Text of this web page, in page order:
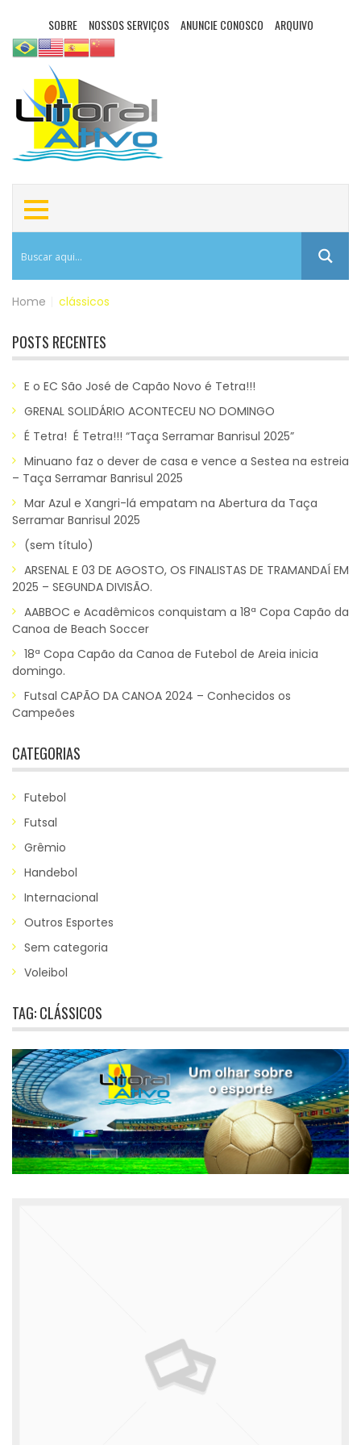
SOBRE NOSSOS SERVIÇOS ANUNCIE CONOSCO ARQUIVO
Home clássicos
POSTS RECENTES
E o EC São José de Capão Novo é Tetra!!!
GRENAL SOLIDÁRIO ACONTECEU NO DOMINGO
É Tetra! É Tetra!!! “Taça Serramar Banrisul 2025”
Minuano faz o dever de casa e vence a Sestea na estreia
– Taça Serramar Banrisul 2025
Mar Azul e Xangri-lá empatam na Abertura da Taça
Serramar Banrisul 2025
(sem título)
ARSENAL E 03 DE AGOSTO, OS FINALISTAS DE TRAMANDAÍ EM
2025 – SEGUNDA DIVISÃO.
AABBOC e Acadêmicos conquistam a 18ª Copa Capão da
Canoa de Beach Soccer
18ª Copa Capão da Canoa de Futebol de Areia inicia
domingo.
Futsal CAPÃO DA CANOA 2024 – Conhecidos os
Campeões
CATEGORIAS
Futebol
Futsal
Grêmio
Handebol
Internacional
Outros Esportes
Sem categoria
Voleibol
TAG:CLÁSSICOS